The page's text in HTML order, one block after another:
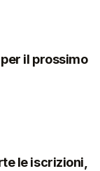
il prossimo
le iscrizioni,